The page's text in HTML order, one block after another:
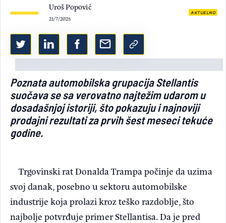
Uroš Popović
21/7/2025
AKTUELNO
Poznata automobilska grupacija Stellantis
suočava se sa verovatno najtežim udarom u
dosadašnjoj istoriji, što pokazuju i najnoviji
prodajni rezultati za prvih šest meseci tekuće
godine.
Trgovinski rat Donalda Trampa počinje da uzima
svoj danak, posebno u sektoru automobilske
industrije koja prolazi kroz teško razdoblje, što
najbolje potvrđuje primer Stellantisa. Da je pred